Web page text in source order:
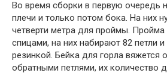
Во время сборки в первую очередь
плечи и только потом бока. На них
четверти метра для проймы.
спицами, на них набирают 82 петли
резинкой. Бейка для горла
обратными петлями, их количество